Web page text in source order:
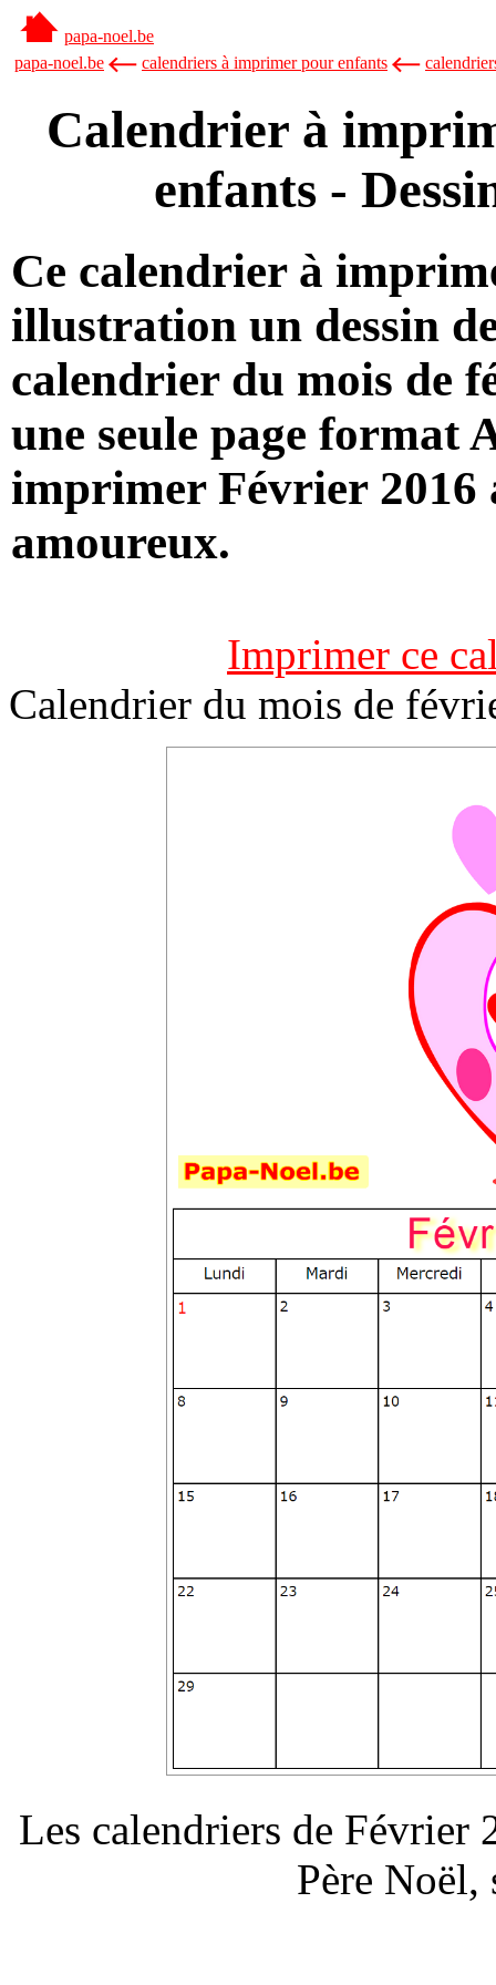
papa-noel.be
papa-noel.be
calendriers à imprimer pour enfants
Calendrier à
enfants -
Ce calendrier à
illustration un dessin
calendrier du mois de
une seule page format
imprimer Février 2016
amoureux.
Imprimer ce
Calendrier du mois de
Les calendriers de Février
Père